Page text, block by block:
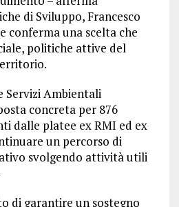
di Sviluppo, Francesco
conferma una scelta che
politiche attive del
Ambientali
concreta per 876
dalle platee ex RMI ed ex
un percorso di
svolgendo attività utili
di garantire un sostegno